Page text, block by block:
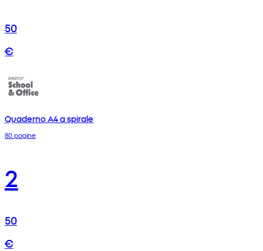
50
€
Quaderno A4 a spirale
80 pagine
2
50
€